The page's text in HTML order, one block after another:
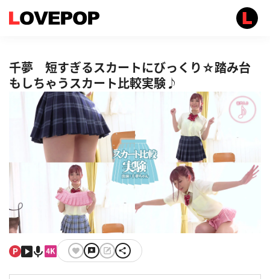
千夢 短すぎるスカートにびっくり☆踏み台
もしちゃうスカート比較実験♪